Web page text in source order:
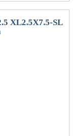
XL2.5X7.5-SL